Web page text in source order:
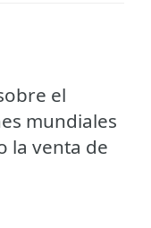
el
mundiales
la venta de